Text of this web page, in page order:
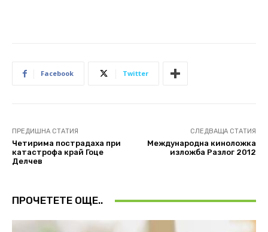
Facebook Twitter
ПРЕДИШНА СТАТИЯ
Четирима пострадаха при
катастрофа край Гоце
Делчев
СЛЕДВАЩА СТАТИЯ
Международна киноложка
изложба Разлог 2012
ПРОЧЕТЕТЕ ОЩЕ..